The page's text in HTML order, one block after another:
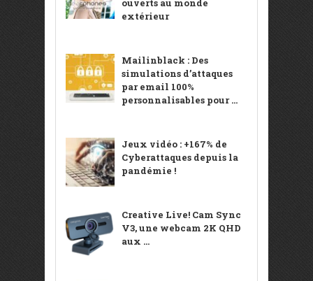
ouverts au monde
extérieur
Mailinblack : Des
simulations d’attaques
par email 100%
personnalisables pour ...
Jeux vidéo : +167% de
Cyberattaques depuis la
pandémie !
Creative Live! Cam Sync
V3, une webcam 2K QHD
aux ...